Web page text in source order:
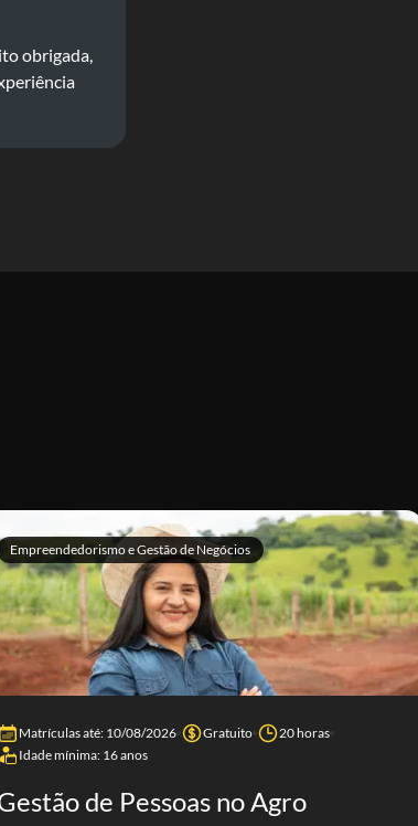
obrigada,
Empreendedorismo e Gestão de Negócios
Matrículas até: 10/08/2026 Gratuito
20 horas
Idade mínima: 16 anos
de Pessoas no Agro